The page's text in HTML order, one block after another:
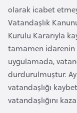
olarak icabet
Vatandaşlık
Kurulu Kararıyla
tamamen
uygulamada,
durdurulmuştur.
vatandaşlığı
vatandaşlığını
a
ğ
K
e
n
y
a